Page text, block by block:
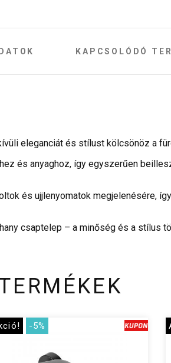
KAPCSOLÓDÓ
eleganciát és stílust kölcsönöz a
és anyaghoz, így egyszerűen
és ujjlenyomatok megjelenésére,
csaptelep – a minőség és a stílus
-5%